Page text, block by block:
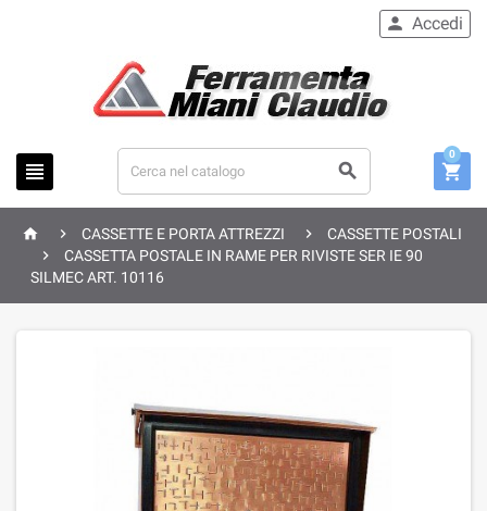
 
 Accedi

0
  CASSETTE E PORTA ATTREZZI 
CASSETTE POSTALI

CASSETTA POSTALE IN RAME PER RIVISTE SER IE 90
SILMEC ART. 10116